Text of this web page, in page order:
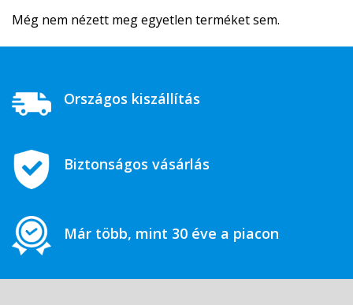
Még nem nézett meg egyetlen terméket sem.
Országos kiszállítás
Biztonságos vásárlás
Már több, mint 30 éve a piacon